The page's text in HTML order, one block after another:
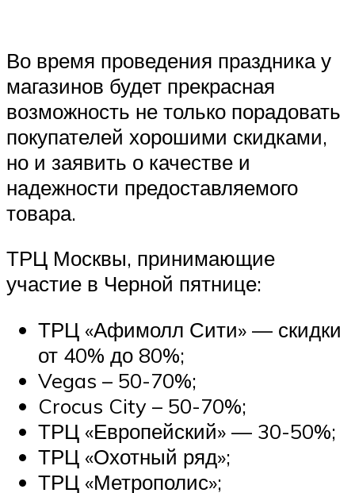
Во время проведения праздника у
магазинов будет прекрасная
возможность не только порадовать
покупателей хорошими скидками,
но и заявить о качестве и
надежности предоставляемого
товара.
ТРЦ Москвы, принимающие
участие в Черной пятнице:
ТРЦ «Афимолл Сити» — скидки
от 40% до 80%;
Vegas – 50-70%;
Crocus City – 50-70%;
ТРЦ «Европейский» — 30-50%;
ТРЦ «Охотный ряд»;
ТРЦ «Метрополис»;